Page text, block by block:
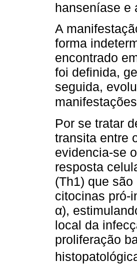
hanseníase e
A
forma
encontrado
foi definida,
seguida,
Por se tratar
transita entre
evidencia-se
resposta
(Th1) que
citocinas pró-
α),
local da
proliferação